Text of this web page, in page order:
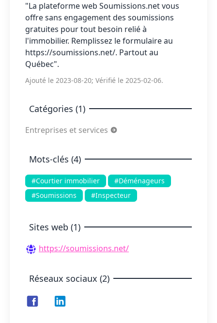
"La plateforme web Soumissions.net vous
offre sans engagement des soumissions
gratuites pour tout besoin relié à
l'immobilier. Remplissez le formulaire au
https://soumissions.net/. Partout au
Québec".
Ajouté le 2023-08-20; Vérifié le 2025-02-06.
Catégories (1)
Entreprises et services
Mots-clés (4)
#Courtier immobilier
#Déménageurs
#Soumissions
#Inspecteur
Sites web (1)
https://soumissions.net/
Réseaux sociaux (2)